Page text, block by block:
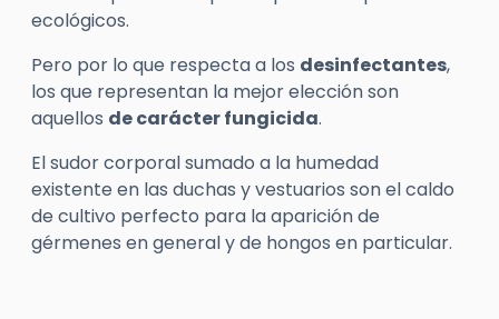
ecológicos.
Pero por lo que respecta a los desinfectantes,
los que representan la mejor elección son
aquellos de carácter fungicida.
El sudor corporal sumado a la humedad
existente en las duchas y vestuarios son el caldo
de cultivo perfecto para la aparición de
gérmenes en general y de hongos en particular.